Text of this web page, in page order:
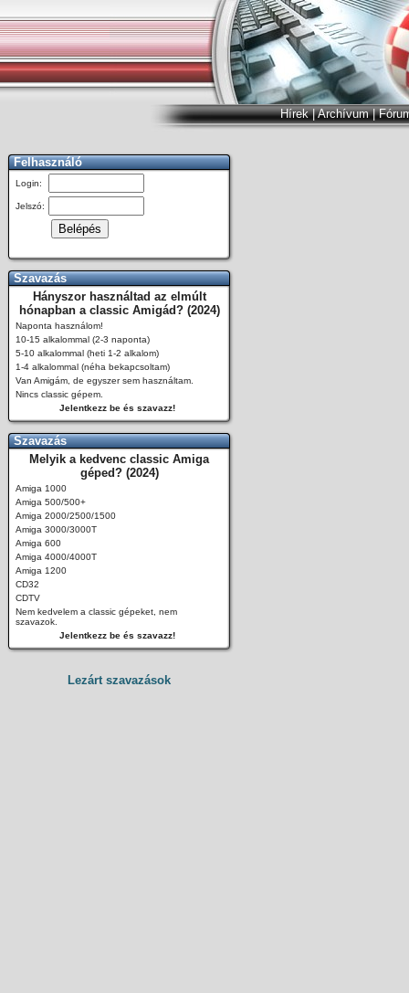
Hírek|Archívum|
Felhasználó
Login:
Jelszó:
Szavazás
Hányszor használtad az elmúlt
hónapban a classic Amigád? (2024)
Naponta használom!
10-15 alkalommal (2-3 naponta)
5-10 alkalommal (heti 1-2 alkalom)
1-4 alkalommal (néha bekapcsoltam)
Van Amigám, de egyszer sem használtam.
Nincs classic gépem.
Jelentkezz be és szavazz!
Szavazás
Melyik a kedvenc classic Amiga
géped? (2024)
Amiga 1000
Amiga 500/500+
Amiga 2000/2500/1500
Amiga 3000/3000T
Amiga 600
Amiga 4000/4000T
Amiga 1200
CD32
CDTV
Nem kedvelem a classic gépeket, nem
szavazok.
Jelentkezz be és szavazz!
Lezárt szavazások